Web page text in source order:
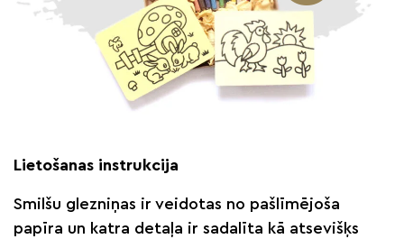
Lietošanas instrukcija
Smilšu glezniņas ir veidotas no pašlīmējoša
papīra un katra detaļa ir sadalīta kā atsevišķs